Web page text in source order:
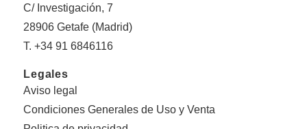
C/ Investigación, 7
28906 Getafe (Madrid)
T. +34 91 6846116
Legales
Aviso legal
Condiciones Generales de Uso y Venta